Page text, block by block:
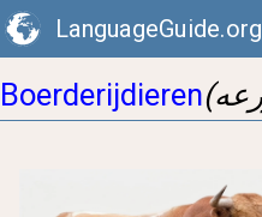
LanguageGuide.org
Boerderijdieren